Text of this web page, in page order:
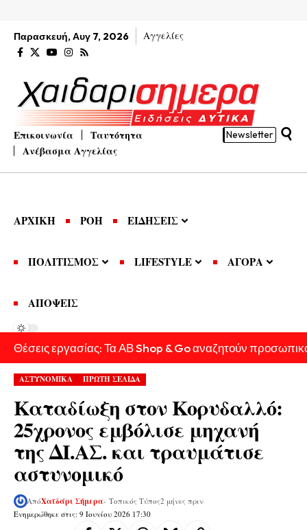
Παρασκευή, Αυγ 7, 2026 Αγγελίες
Επικοινωνία
Ταυτότητα
Ανέβασμα Αγγελίας
Newsletter
ΑΡΧΙΚΗ ΡΟΗ ΕΙΔΗΣΕΙΣ
ΠΟΛΙΤΙΣΜΟΣ LIFESTYLE ΑΓΟΡΑ
ΑΠΟΨΕΙΣ
Θέσεις εργασίας: Τα ΑΒ Shop & Go αναζητούν
ΑΣΤΥΝΟΜΙΚΑ ΠΡΩΤΗ ΣΕΛΙΔΑ
Καταδίωξη στον Κορυδαλλό:
25χρονος εμβόλισε μηχανή
της ΔΙ.ΑΣ. και τραυμάτισε
αστυνομικό
Ενημερώθηκε στις: 9 Ιουνίου 2026 17:30
ΑπόΧαϊδάρι Σήμερα- Τοπικός Τύπος2 μήνες πριν